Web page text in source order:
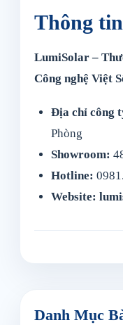
Thông
LumiSolar –
Công nghệ Việt
Địa chỉ công
Phòng
Showroom:
Hotline:
Website:
Danh Mục